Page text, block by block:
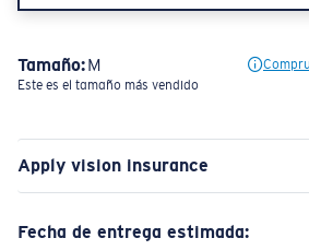
Tamaño:M
Este es el tamaño más vendido
Apply vision insurance
Fecha de entrega estimada: